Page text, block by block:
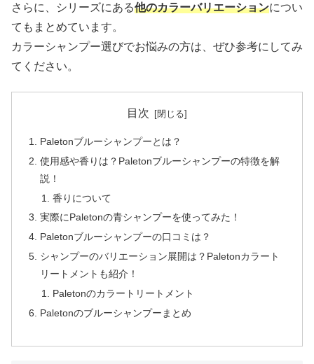
さらに、シリーズにある他のカラーバリエーションについ
てもまとめています。
カラーシャンプー選びでお悩みの方は、ぜひ参考にしてみ
てください。
目次
Paletonブルーシャンプーとは？
使用感や香りは？Paletonブルーシャンプーの特徴を解
説！
香りについて
実際にPaletonの青シャンプーを使ってみた！
Paletonブルーシャンプーの口コミは？
シャンプーのバリエーション展開は？Paletonカラート
リートメントも紹介！
Paletonのカラートリートメント
Paletonのブルーシャンプーまとめ